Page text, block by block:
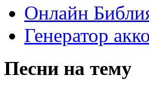
Онлайн
Генератор
Песни на тему